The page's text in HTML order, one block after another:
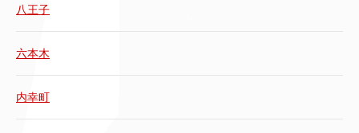
八王子
六本木
内幸町